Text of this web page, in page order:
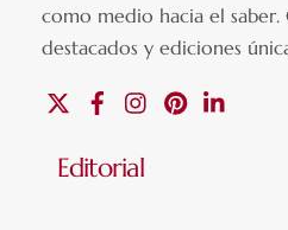
como medio hacia el saber.
destacados y ediciones
FacebookInstagramPinterest
Editorial